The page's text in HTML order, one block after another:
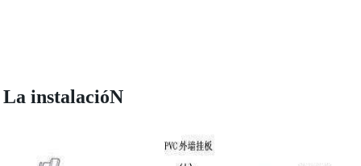
La instalacióN